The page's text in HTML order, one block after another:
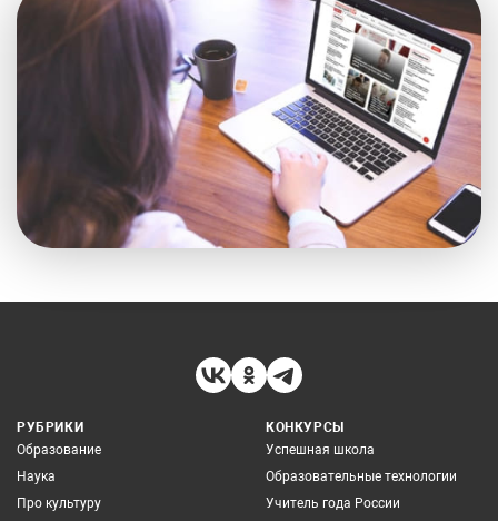
РУБРИКИ
Образование
Наука
Про культуру
КОНКУРСЫ
Успешная школа
Образовательные технологии
Учитель года России